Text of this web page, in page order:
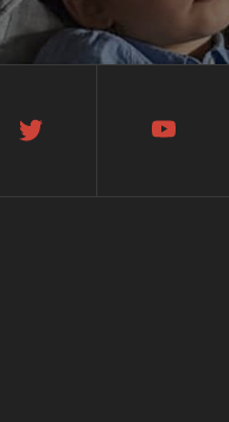
twitter youtube